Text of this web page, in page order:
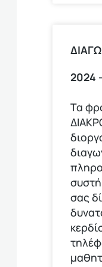
2024
Τα
σας